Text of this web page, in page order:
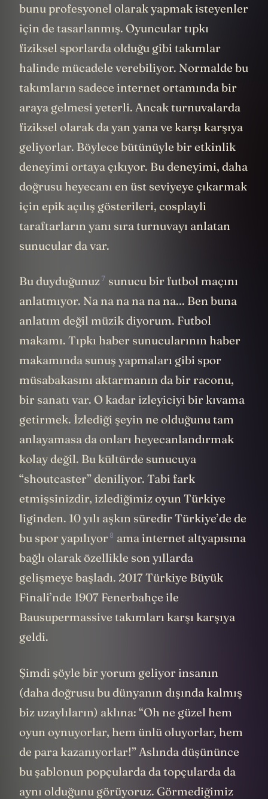
bunu profesyonel olarak yapmak isteyenler
için de tasarlanmış. Oyuncular tıpkı
fiziksel sporlarda olduğu gibi takımlar
halinde mücadele verebiliyor. Normalde bu
takımların sadece internet ortamında bir
araya gelmesi yeterli. Ancak turnuvalarda
fiziksel olarak da yan yana ve karşı karşıya
geliyorlar. Böylece bütünüyle bir etkinlik
deneyimi ortaya çıkıyor. Bu deneyimi, daha
doğrusu heyecanı en üst seviyeye çıkarmak
için epik açılış gösterileri, cosplayli
taraftarların yanı sıra turnuvayı anlatan
sunucular da var.
Buduyduğunuz7 sunucu bir futbol maçını
anlatmıyor. Na na na na na na... Ben buna
anlatım değil müzik diyorum. Futbol
makamı. Tıpkı haber sunucularının haber
makamında sunuş yapmaları gibi spor
müsabakasını aktarmanın da bir raconu,
bir sanatı var. O kadar izleyiciyi bir kıvama
getirmek. İzlediği şeyin ne olduğunu tam
anlayamasa da onları heyecanlandırmak
kolay değil. Bu kültürde sunucuya
“shoutcaster” deniliyor. Tabi fark
etmişsinizdir, izlediğimiz oyun Türkiye
liginden. 10 yılı aşkın süredir Türkiye’de de
bu sporyapılıyor8 ama internet altyapısına
bağlı olarak özellikle son yıllarda
gelişmeye başladı. 2017 Türkiye Büyük
Finali’nde 1907 Fenerbahçe ile
Bausupermassive takımları karşı karşıya
geldi.
Şimdi şöyle bir yorum geliyor insanın
(daha doğrusu bu dünyanın dışında kalmış
biz uzaylıların) aklına: “Oh ne güzel hem
oyun oynuyorlar, hem ünlü oluyorlar, hem
de para kazanıyorlar!” Aslında düşününce
bu şablonun popçularda da topçularda da
aynı olduğunu görüyoruz. Görmediğimiz